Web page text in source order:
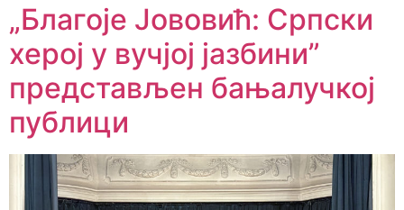
„Благоје Јововић: Српски
херој у вучјој јазбини”
представљен бањалучкој
публици